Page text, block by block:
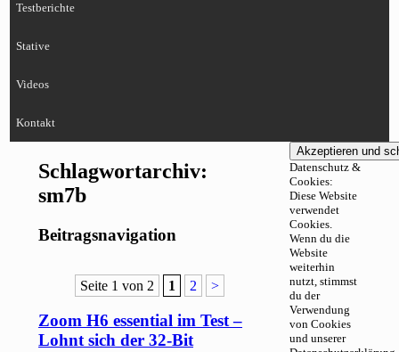
Testberichte
Stative
Videos
Kontakt
Schlagwortarchiv:
sm7b
Beitragsnavigation
Seite 1 von 2 1 2 >
Zoom H6 essential im Test –
Lohnt sich der 32-Bit
Datenschutz &
Cookies:
Diese Website
verwendet
Cookies.
Wenn du die
Website
weiterhin
nutzt, stimmst
du der
Verwendung
von Cookies
und unserer